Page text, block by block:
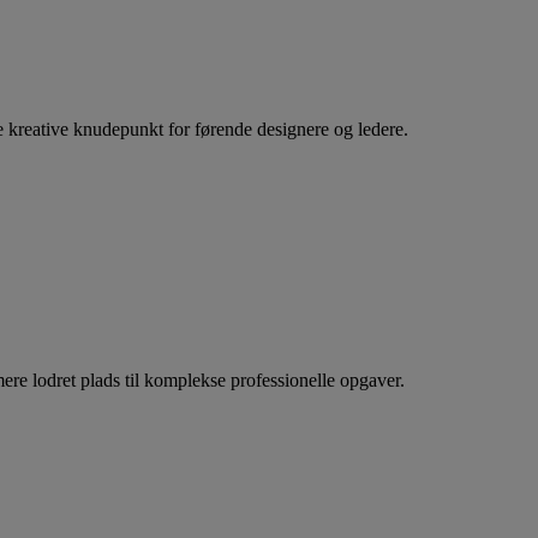
knudepunkt for førende designere og ledere.
lodret plads til komplekse professionelle opgaver.